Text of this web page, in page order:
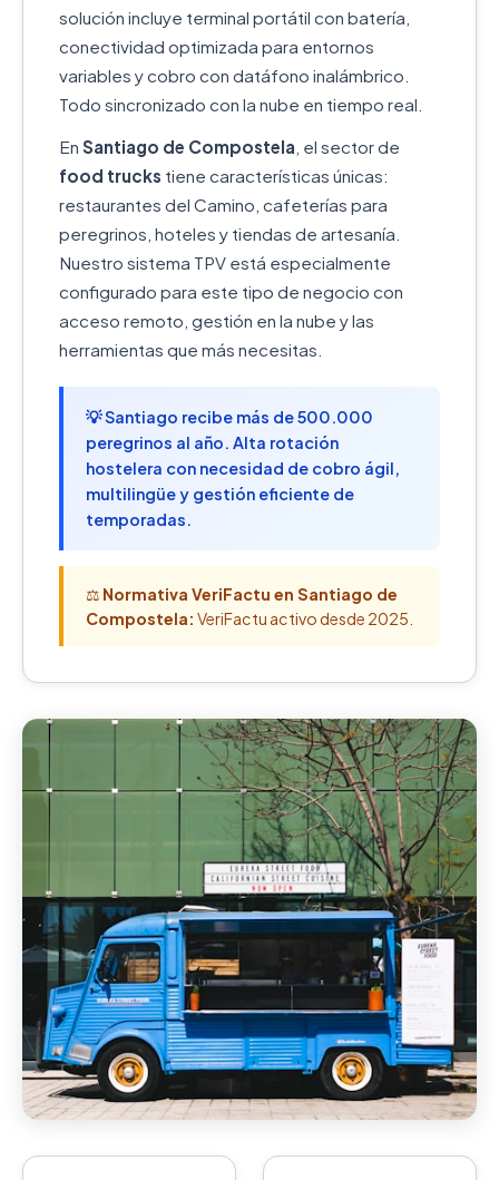
solución incluye terminal portátil con batería,
conectividad optimizada para entornos
variables y cobro con datáfono inalámbrico.
Todo sincronizado con la nube en tiempo real.
En Santiago de Compostela , el sector de
food trucks tiene características únicas:
restaurantes del Camino, cafeterías para
peregrinos, hoteles y tiendas de artesanía.
Nuestro sistema TPV está especialmente
configurado para este tipo de negocio con
acceso remoto, gestión en la nube y las
herramientas que más necesitas.
💡 Santiago recibe más de 500.000
peregrinos al año. Alta rotación
hostelera con necesidad de cobro ágil,
multilingüe y gestión eficiente de
temporadas.
⚖️ Normativa VeriFactu en Santiago de
Compostela: VeriFactu activo desde 2025.